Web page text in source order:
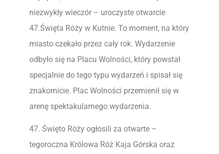
niezwykły wieczór – uroczyste otwarcie
47.Święta Róży w Kutnie. To moment, na który
miasto czekało przez cały rok. Wydarzenie
odbyło się na Placu Wolności, który powstał
specjalnie do tego typu wydarzeń i spisał się
znakomicie. Plac Wolności przemienił się w
arenę spektakularnego wydarzenia.
47. Święto Róży ogłosili za otwarte –
tegoroczna Królowa Róż Kaja Górska oraz